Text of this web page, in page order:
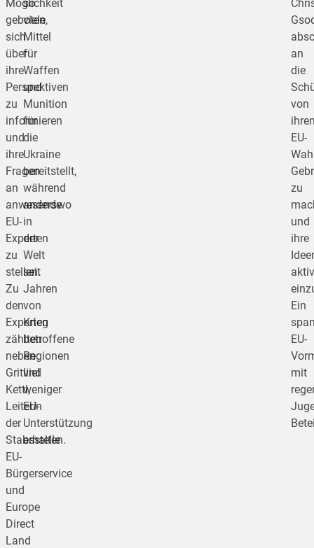
Möglichkeit
geboten,
sich
über
ihre
Perspektiven
zu
informieren
und
ihre
Fragen
an
anwesende
EU-
Experten
zu
stellen.
Zu
den
Experten
zählten
neben
Gritlind
Kettl,
Leiterin
der
Stabsstelle
EU-
Bürgerservice
und
Europe
Direct
Land
so
viele
Mittel
für
Waffen
und
Munition
für
die
Ukraine
bereitstellt,
während
anderswo
in
der
Welt
seit
Jahren
von
Krieg
betroffene
Regionen
viel
weniger
EU-
Unterstützung
erhalten.
an
die
von
EU-
zu
und
ihre
aktiv
Ein
EU-
mit